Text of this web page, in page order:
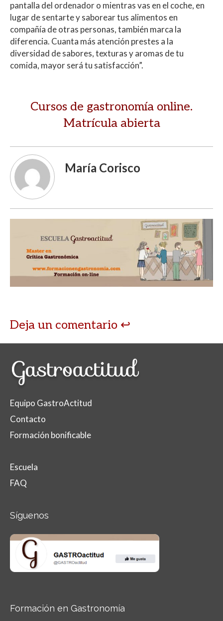
pantalla del ordenador o mientras vas en el coche, en
lugar de sentarte y saborear tus alimentos en
compañía de otras personas, también marca la
diferencia. Cuanta más atención prestes a la
diversidad de sabores, texturas y aromas de tu
comida, mayor será tu satisfacción”.
Cursos de gastronomía online.
Matrícula abierta
María Corisco
Deja un comentario
Equipo GastroActitud
Contacto
Formación bonificable
Escuela
FAQ
Síguenos
Formación en Gastronomía